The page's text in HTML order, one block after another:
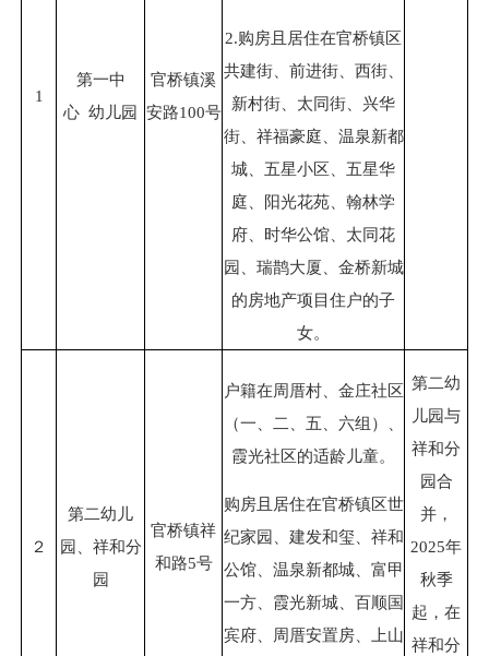
1
第一中
心 幼儿园
官桥镇溪
安路100号
2.购房且居住在官桥镇区
共建街、前进街、西街、
新村街、太同街、兴华
街、祥福豪庭、温泉新都
城、五星小区、五星华
庭、阳光花苑、翰林学
府、时华公馆、太同花
园、瑞鹊大厦、金桥新城
的房地产项目住户的子
女。
２
第二幼儿
园、祥和分
园
官桥镇祥
和路5号
户籍在周厝村、金庄社区
（一、二、五、六组）、
霞光社区的适龄儿童。
购房且居住在官桥镇区世
纪家园、建发和玺、祥和
公馆、温泉新都城、富甲
一方、霞光新城、百顺国
宾府、周厝安置房、上山
第二幼
儿园与
祥和分
园合
并，
2025年
秋季
起，在
祥和分